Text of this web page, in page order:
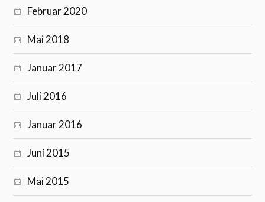
Februar 2020
Mai 2018
Januar 2017
Juli 2016
Januar 2016
Juni 2015
Mai 2015